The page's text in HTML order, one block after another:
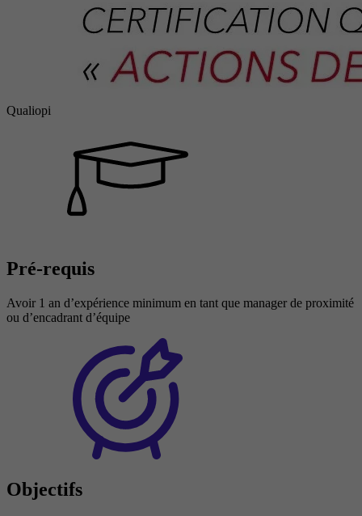
Qualiopi
Pré-requis
Avoir 1 an d’expérience minimum en tant que manager de proximité
ou d’encadrant d’équipe
Objectifs